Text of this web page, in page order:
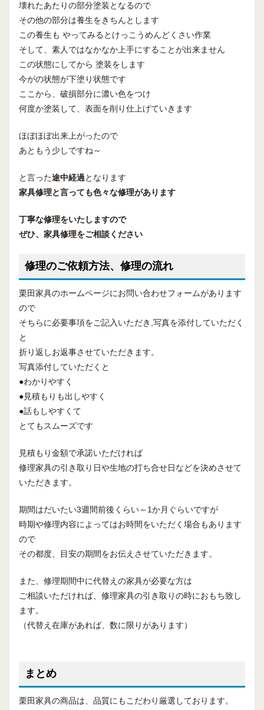
壊れたあたりの部分塗装となるので
その他の部分は養生をきちんとします
この養生も やってみるとけっこうめんどくさい作業
そして、素人ではなかなか上手にすることが出来ません
この状態にしてから 塗装をします
今がの状態が下塗り状態です
ここから、破損部分に濃い色をつけ
何度か塗装して、表面を削り仕上げていきます
ほぼほぼ出来上がったので
あともう少しですね～
と言った途中経過となります
家具修理と言っても色々な修理があります
丁寧な修理をいたしますので
ぜひ、 家具修理をご相談ください
修理のご依頼方法、修理の流れ
栗田家具のホームページにお問い合わせフォームがあります
ので
そちらに必要事項をご記入いただき,写真を添付していただく
と
折り返しお返事させていただきます。
写真添付していただくと
●わかりやすく
●見積もりも出しやすく
●話もしやすくて
とてもスムーズです
見積もり金額で承諾いただければ
修理家具の引き取り日や生地の打ち合せ日などを決めさせて
いただきます。
期間はだいたい3週間前後くらい～1か月ぐらいですが
時期や修理内容によってはお時間をいただく場合もあります
ので
その都度、目安の期間をお伝えさせていただきます。
また、修理期間中に代替えの家具が必要な方は
ご相談いただければ、修理家具の引き取りの時におもち致し
ます。
（代替え在庫があれば、数に限りがあります）
まとめ
栗田家具の商品は、品質にもこだわり厳選しております。